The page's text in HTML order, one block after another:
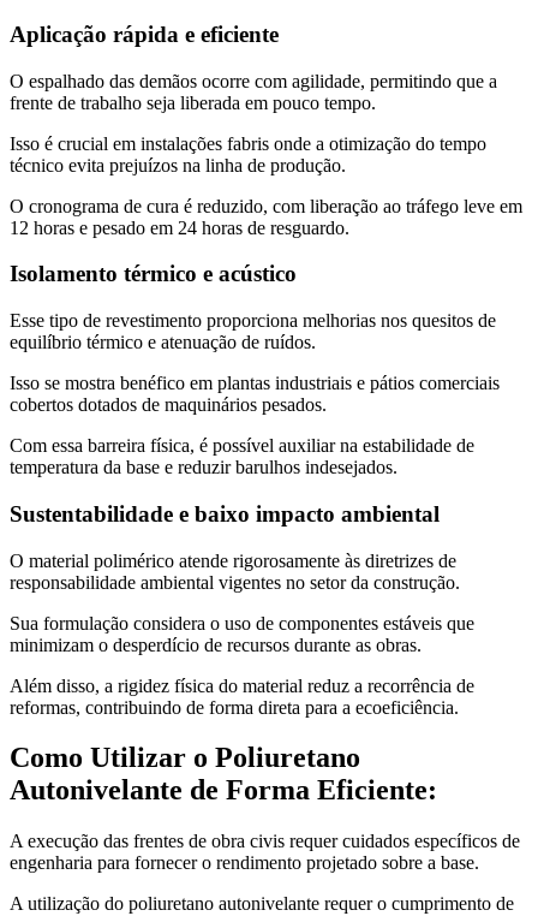
Aplicação rápida e eficiente
O espalhado das demãos ocorre com agilidade, permitindo que a
frente de trabalho seja liberada em pouco tempo.
Isso é crucial em instalações fabris onde a otimização do tempo
técnico evita prejuízos na linha de produção.
O cronograma de cura é reduzido, com liberação ao tráfego leve em
12 horas e pesado em 24 horas de resguardo.
Isolamento térmico e acústico
Esse tipo de revestimento proporciona melhorias nos quesitos de
equilíbrio térmico e atenuação de ruídos.
Isso se mostra benéfico em plantas industriais e pátios comerciais
cobertos dotados de maquinários pesados.
Com essa barreira física, é possível auxiliar na estabilidade de
temperatura da base e reduzir barulhos indesejados.
Sustentabilidade e baixo impacto ambiental
O material polimérico atende rigorosamente às diretrizes de
responsabilidade ambiental vigentes no setor da construção.
Sua formulação considera o uso de componentes estáveis que
minimizam o desperdício de recursos durante as obras.
Além disso, a rigidez física do material reduz a recorrência de
reformas, contribuindo de forma direta para a ecoeficiência.
Como Utilizar o Poliuretano
Autonivelante de Forma Eficiente:
A execução das frentes de obra civis requer cuidados específicos de
engenharia para fornecer o rendimento projetado sobre a base.
A utilização do poliuretano autonivelante requer o cumprimento de